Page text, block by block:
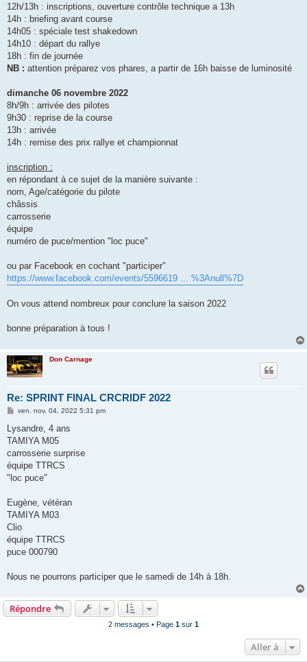
12h/13h : inscriptions, ouverture contrôle technique a 13h
14h : briefing avant course
14h05 : spéciale test shakedown
14h10 : départ du rallye
18h : fin de journée
NB : attention préparez vos phares, a partir de 16h baisse de luminosité
dimanche 06 novembre 2022
8h/9h : arrivée des pilotes
9h30 : reprise de la course
13h : arrivée
14h : remise des prix rallye et championnat
inscription :
en répondant à ce sujet de la manière suivante :
nom, Age/catégorie du pilote
châssis
carrosserie
équipe
numéro de puce/mention "loc puce"
ou par Facebook en cochant "participer"
https://www.facebook.com/events/5596619 ... %3Anull%7D
On vous attend nombreux pour conclure la saison 2022
bonne préparation à tous !
Don Carnage
Re: SPRINT FINAL CRCRIDF 2022
M
s
a
g
ven. nov. 04, 2022 5:31 pm
Lysandre, 4 ans
TAMIYA M05
carrosserie surprise
équipe TTRCS
"loc puce"
Eugène, vétéran
TAMIYA M03
Clio
équipe TTRCS
puce 000790
Nous ne pourrons participer que le samedi de 14h à 18h.
Répondre
2 messages • Page 1 sur 1
Aller à